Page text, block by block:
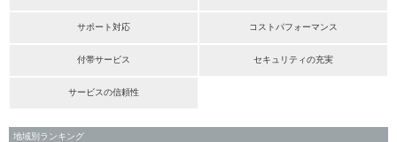
サポート対応 コストパフォーマンス
付帯サービス セキュリティの充実
サービスの信頼性
地域別ランキング